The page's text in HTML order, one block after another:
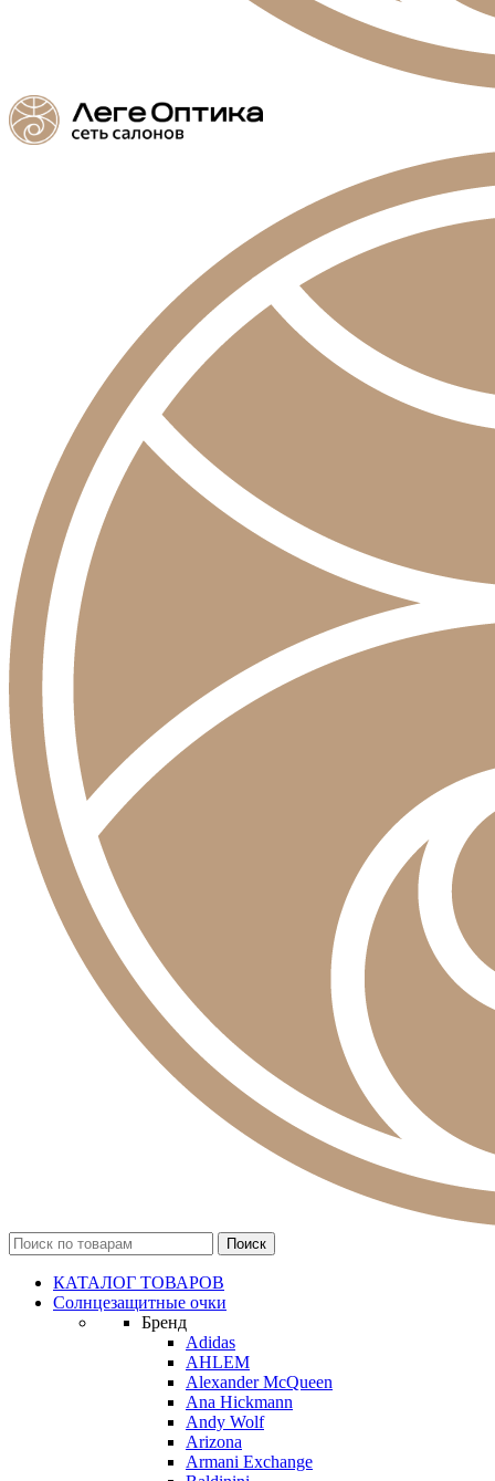
КАТАЛОГ ТОВАРОВ
Солнцезащитные очки
Бренд
Adidas
AHLEM
Alexander McQueen
Ana Hickmann
Andy Wolf
Arizona
Armani Exchange